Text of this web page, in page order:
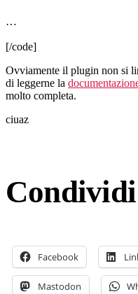
…
[/code]
Ovviamente il plugin non si
di leggerne la
molto completa.
ciuaz
Facebook
Mastodon